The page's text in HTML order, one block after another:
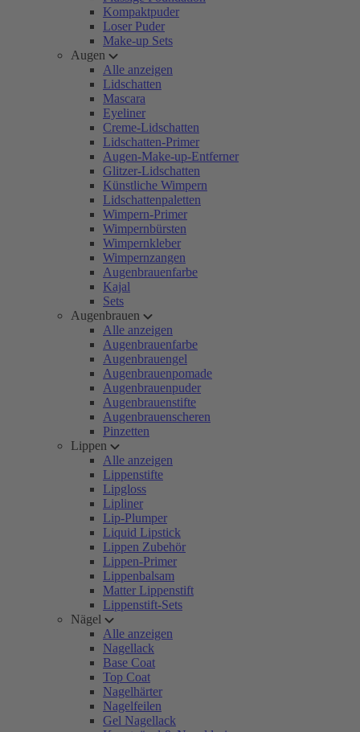
Kompaktpuder
Loser Puder
Make-up Sets
Augen
Alle anzeigen
Lidschatten
Mascara
Eyeliner
Creme-Lidschatten
Lidschatten-Primer
Augen-Make-up-Entferner
Glitzer-Lidschatten
Künstliche Wimpern
Lidschattenpaletten
Wimpern-Primer
Wimpernbürsten
Wimpernkleber
Wimpernzangen
Augenbrauenfarbe
Kajal
Sets
Augenbrauen
Alle anzeigen
Augenbrauenfarbe
Augenbrauengel
Augenbrauenpomade
Augenbrauenpuder
Augenbrauenstifte
Augenbrauenscheren
Pinzetten
Lippen
Alle anzeigen
Lippenstifte
Lipgloss
Lipliner
Lip-Plumper
Liquid Lipstick
Lippen Zubehör
Lippen-Primer
Lippenbalsam
Matter Lippenstift
Lippenstift-Sets
Nägel
Alle anzeigen
Nagellack
Base Coat
Top Coat
Nagelhärter
Nagelfeilen
Gel Nagellack